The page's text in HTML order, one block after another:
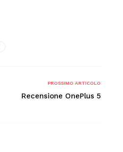
PROSSIMO ARTICOLO
Recensione OnePlus 5